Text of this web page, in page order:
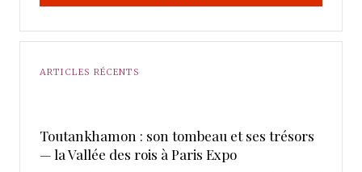
ARTICLES RÉCENTS
Toutankhamon : son tombeau et ses trésors
— la Vallée des rois à Paris Expo